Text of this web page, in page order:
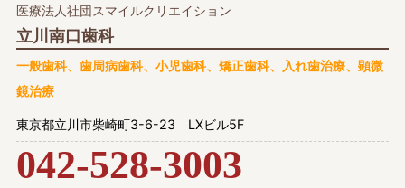
医療法人社団スマイルクリエイション
立川南口歯科
一般歯科、歯周病歯科、小児歯科、矯正歯科、入れ歯治療、顕微
鏡治療
東京都立川市柴崎町3-6-23 LXビル5F
042-528-3003